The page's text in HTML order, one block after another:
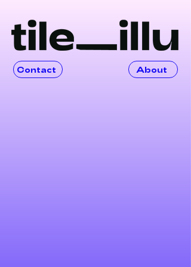
About
Contact